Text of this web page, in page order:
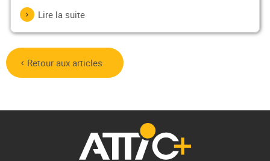
Lire la suite
Retour aux articles